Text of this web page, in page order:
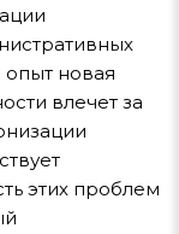
новая
влечет за
этих проблем